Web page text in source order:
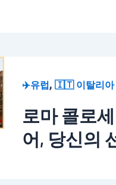
✈️유럽, 🇮🇹 이탈리아
로마 콜로
어, 당신의